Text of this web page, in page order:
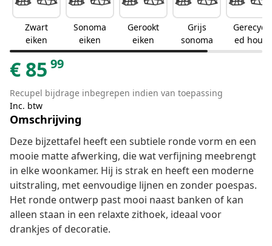
Zwart
eiken
Sonoma
eiken
Gerookt
eiken
Grijs
sonoma
Gerecycl
ed hout
€ 85 99
Recupel bijdrage inbegrepen indien van toepassing
Inc. btw
Omschrijving
Deze bijzettafel heeft een subtiele ronde vorm en een
mooie matte afwerking, die wat verfijning meebrengt
in elke woonkamer. Hij is strak en heeft een moderne
uitstraling, met eenvoudige lijnen en zonder poespas.
Het ronde ontwerp past mooi naast banken of kan
alleen staan in een relaxte zithoek, ideaal voor
drankjes of decoratie.